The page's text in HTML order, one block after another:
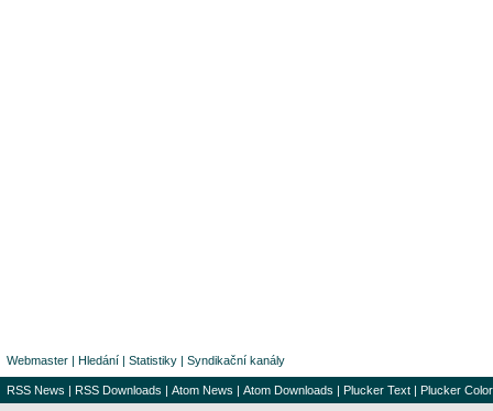
Webmaster | Hledání | Statistiky | Syndikační kanály
RSS News | RSS Downloads | Atom News | Atom Downloads | Plucker Text | Plucker Color